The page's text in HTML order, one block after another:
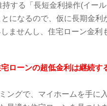
する「長短金利操作(イー
になるので、仮に長期金利
ませんし、住宅ローン金利
ローンの超低金利は継続す
ングで、マイホームを手に